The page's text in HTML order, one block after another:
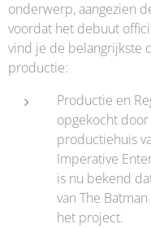
onderwerp, aangezien
voordat het debuut
vind je de belangrijkste
productie:
Productie en
opgekocht
productiehuis
Imperative
is nu bekend
van The
het project.